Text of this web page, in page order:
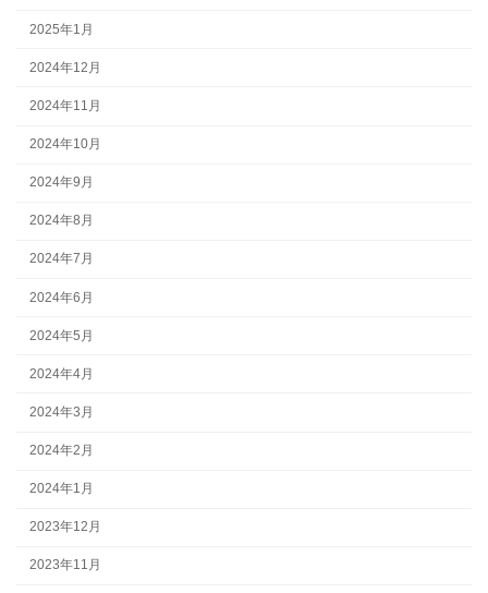
2025年1月
2024年12月
2024年11月
2024年10月
2024年9月
2024年8月
2024年7月
2024年6月
2024年5月
2024年4月
2024年3月
2024年2月
2024年1月
2023年12月
2023年11月